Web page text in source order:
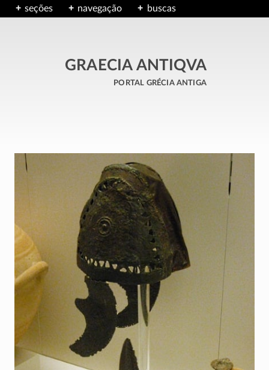
seções navegação buscas
GRAECIA ANTIQVA
portal grécia antiga